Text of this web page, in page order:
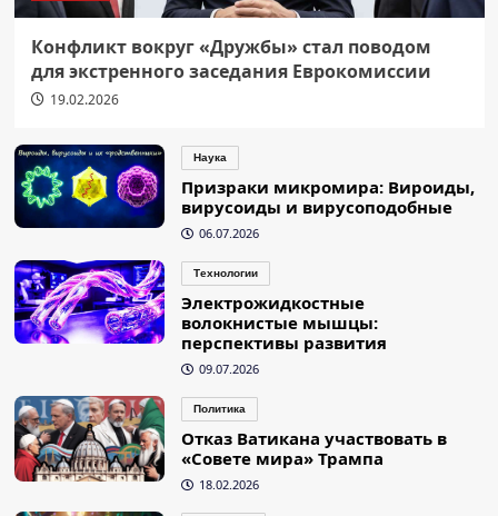
Конфликт вокруг «Дружбы» стал поводом
для экстренного заседания Еврокомиссии
19.02.2026
Наука
Призраки микромира: Вироиды,
вирусоиды и вирусоподобные
06.07.2026
Технологии
Электрожидкостные
волокнистые мышцы:
перспективы развития
09.07.2026
Политика
Отказ Ватикана участвовать в
«Совете мира» Трампа
18.02.2026